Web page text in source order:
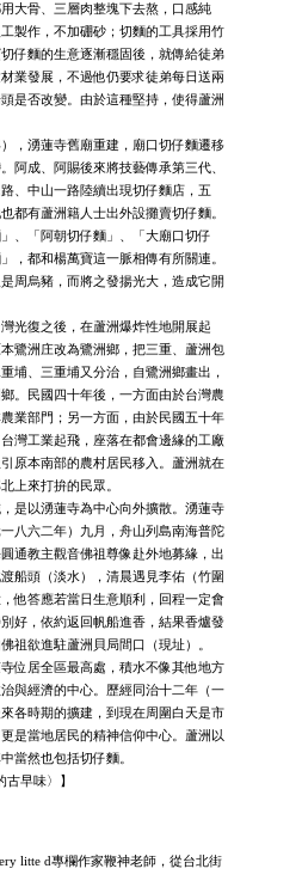
大骨、三層肉整塊下去熬，口感純
製作，不加硼砂；切麵的工具採用竹
仔麵的生意逐漸穩固後，就傳給徒弟
業發展，不過他仍要求徒弟每日送兩
是否改變。由於這種堅持，使得蘆洲
，湧蓮寺舊廟重建，廟口切仔麵遷移
阿成、阿賜後來將技藝傳承第三代、
、中山一路陸續出現切仔麵店，五
都有蘆洲籍人士出外設攤賣切仔麵。
、「阿朝切仔麵」、「大廟口切仔
，都和楊萬寶這一脈相傳有所關連。
周烏豬，而將之發揚光大，造成它開
光復之後，在蘆洲爆炸性地開展起
鷺洲庄改為鷺洲鄉，把三重、蘆洲包
埔、三重埔又分治，自鷺洲鄉畫出，
。民國四十年後，一方面由於台灣農
業部門；另一方面，由於民國五十年
灣工業起飛，座落在都會邊緣的工廠
原本南部的農村居民移入。蘆洲就在
上來打拚的民眾。
是以湧蓮寺為中心向外擴散。湧蓮寺
八六二年）九月，舟山列島南海普陀
通教主觀音佛祖尊像赴外地募緣，出
船頭（淡水），清晨遇見李佑（竹圍
他答應若當日生意順利，回程一定會
好，依約返回帆船進香，結果香爐發
祖欲進駐蘆洲貝局間口（現址）。
位居全區最高處，積水不像其他地方
與經濟的中心。歷經同治十二年（一
各時期的擴建，到現在周圍白天是市
是當地居民的精神信仰中心。蘆洲以
當然也包括切仔麵。
早味〉】
litte d專欄作家鞭神老師，從台北街